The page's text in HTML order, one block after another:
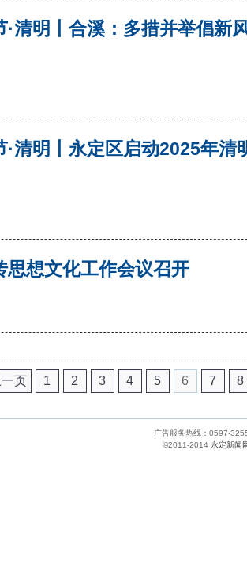
·清明丨合溪：多措并举倡新
·清明丨永定区启动2025年清
思想文化工作会议召开
一页 1 2 3 4 5 6 7 8
广告服务热线：0597-
©2011-2014永定新闻